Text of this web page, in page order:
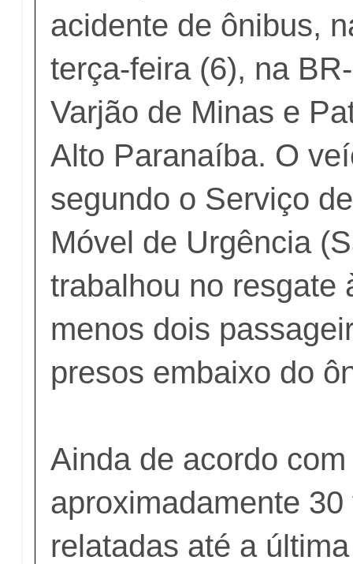
acidente de ônibus,
terça-feira (6), na
Varjão de Minas e
Alto Paranaíba. O
segundo o Serviço
Móvel de Urgência
trabalhou no resgate
menos dois
presos embaixo do
Ainda de acordo
aproximadamente
relatadas até a